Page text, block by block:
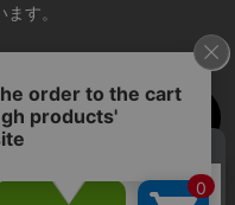
す。
上で記録管理する技術のこ
際に、お客様のデバイス
からサーバーへ送り返さ
みで、お客様個人を特定す